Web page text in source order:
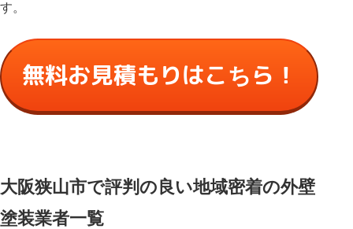
す。
無料お見積もりはこちら！
大阪狭山市で評判の良い地域密着の外壁
塗装業者一覧